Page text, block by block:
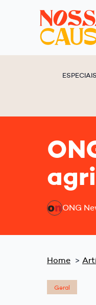
ESPECIAIS
ONG
Home
Geral